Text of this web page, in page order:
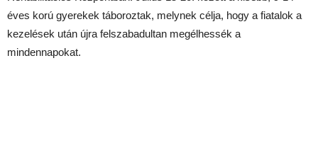
éves korú gyerekek táboroztak, melynek célja, hogy a fiatalok a
kezelések után újra felszabadultan megélhessék a
mindennapokat.